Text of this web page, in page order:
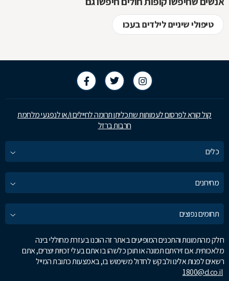
טיפולי שיניים לילדים בעכו
קול קורא לפרסום לעמותות שתכליתן תרומה לחיילים ו/או לנפגעי מלחמת
חרבות ברזל
כלים
מחירונים
תחומים נפוצים
חלק מהתמונות והתכנים המופיעים באתר זה הוכנו בעזרת מחוללי בינה
מלאכותית. אם זיהיתם תמונה או תוכן כלשהו בו אתם בעלי זכויות יוצרים, אתם
רשאים לפנות אלינו ולבקש לחדול משימוש בו, באמצעות כתובת המייל
1800@d.co.il